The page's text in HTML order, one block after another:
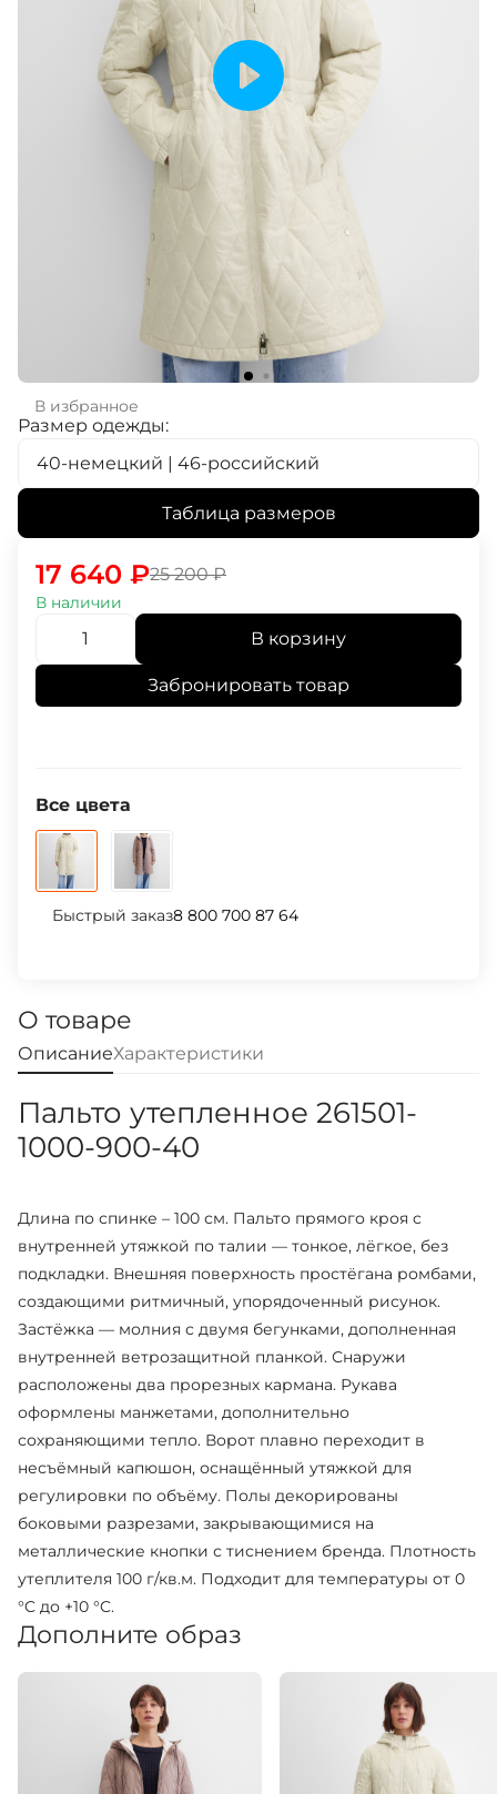
В избранное
Размер одежды:
40-немецкий | 46-российский
Таблица размеров
25 200₽
17 640 ₽
В наличии
В корзину
Забронировать товар
Все цвета
Быстрый заказ8 800 700 87 64
О товаре
ОписаниеХарактеристики
Пальто утепленное 261501-
1000-900-40
Длина по спинке – 100 см. Пальто прямого кроя с
внутренней утяжкой по талии — тонкое, лёгкое, без
подкладки. Внешняя поверхность простёгана ромбами,
создающими ритмичный, упорядоченный рисунок.
Застёжка — молния с двумя бегунками, дополненная
внутренней ветрозащитной планкой. Снаружи
расположены два прорезных кармана. Рукава
оформлены манжетами, дополнительно
сохраняющими тепло. Ворот плавно переходит в
несъёмный капюшон, оснащённый утяжкой для
регулировки по объёму. Полы декорированы
боковыми разрезами, закрывающимися на
металлические кнопки с тиснением бренда. Плотность
утеплителя 100 г/кв.м. Подходит для температуры от 0
°C до +10 °C.
Дополните образ